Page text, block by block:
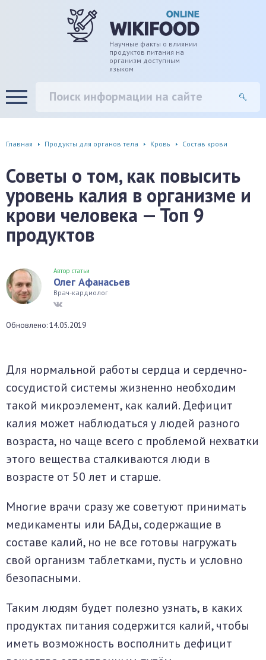
Научные факты о влиянии
продуктов питания на
организм доступным
языком
Главная Продукты для органов тела Кровь Состав крови
Советы о том, как повысить
уровень калия в организме и
крови человека — Топ 9
продуктов
Автор статьи
Олег Афанасьев
Врач-кардиолог
Обновлено: 14.05.2019
Для нормальной работы сердца и сердечно-
сосудистой системы жизненно необходим
такой микроэлемент, как калий. Дефицит
калия может наблюдаться у людей разного
возраста, но чаще всего с проблемой нехватки
этого вещества сталкиваются люди в
возрасте от 50 лет и старше.
Многие врачи сразу же советуют принимать
медикаменты или БАДы, содержащие в
составе калий, но не все готовы нагружать
свой организм таблетками, пусть и условно
безопасными.
Таким людям будет полезно узнать, в каких
продуктах питания содержится калий, чтобы
иметь возможность восполнить дефицит
ЖКТ
система
сужение сосудов
от депрессии и